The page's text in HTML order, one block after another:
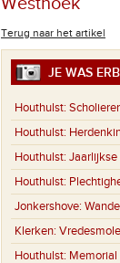
Terug naar het artikel
JE WAS
Houthulst:
Houthulst:
Houthulst: Jaarlijkse
Houthulst:
Jonkershove:
Klerken:
Houthulst: Memorial